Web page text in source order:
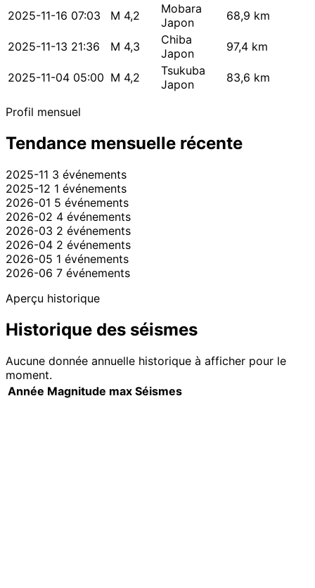
2025-11-16 07:03 M 4,2
Mobara
Japon
68,9 km
2025-11-13 21:36 M 4,3
Chiba
Japon
97,4 km
2025-11-04 05:00 M 4,2
Tsukuba
Japon
83,6 km
Profil mensuel
Tendance mensuelle récente
2025-11 3 événements
2025-12 1 événements
2026-01 5 événements
2026-02 4 événements
2026-03 2 événements
2026-04 2 événements
2026-05 1 événements
2026-06 7 événements
Aperçu historique
Historique des séismes
Aucune donnée annuelle historique à afficher pour le
moment.
Année Magnitude max Séismes